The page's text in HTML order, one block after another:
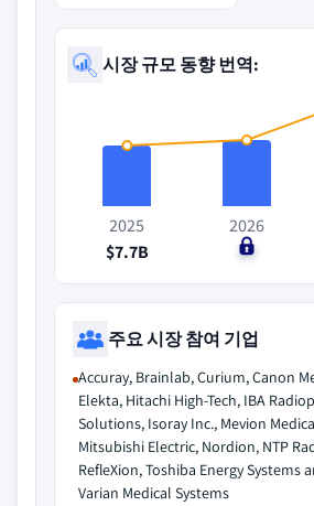
시장 규모 동향 번역:
2025
$7.7B
2026
$0
주요 시장 참여 기업
Accuray, Brainlab, Curium, Canon
Elekta, Hitachi High-Tech, IBA
Solutions, Isoray Inc., Mevion
Mitsubishi Electric, Nordion, NTP
RefleXion, Toshiba Energy Systems
Varian Medical Systems